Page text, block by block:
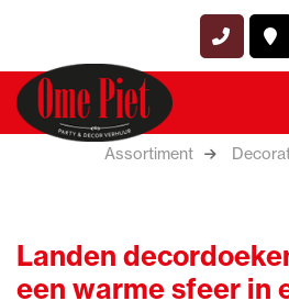
Assortiment
Landen
een warme sfeer in